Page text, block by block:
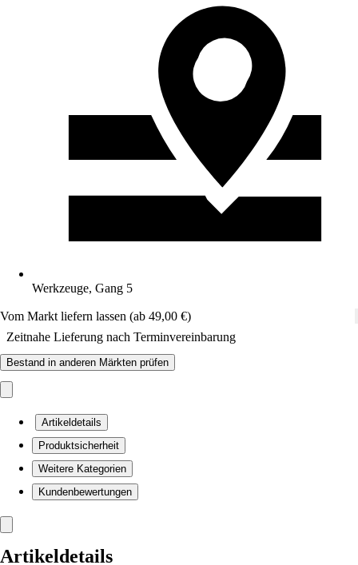
Werkzeuge, Gang 5
Vom Markt liefern lassen (ab 49,00 €)
Zeitnahe Lieferung nach Terminvereinbarung
Bestand in anderen Märkten prüfen
Artikeldetails
Produktsicherheit
Weitere Kategorien
Kundenbewertungen
Artikeldetails